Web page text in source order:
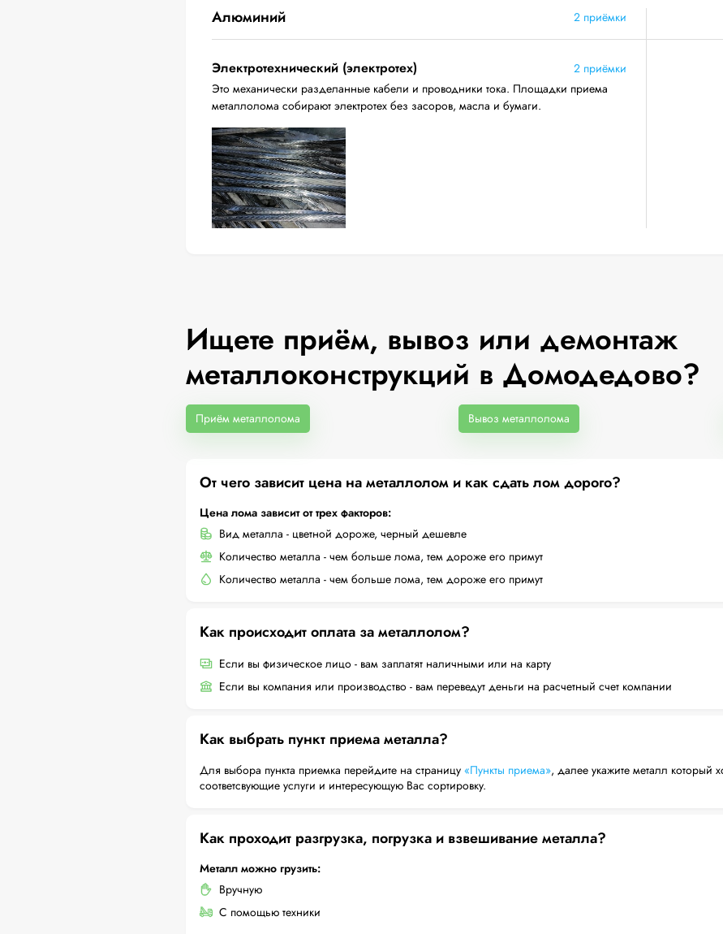
Алюминий 2 приёмки
Электротехнический (электротех)
2 приёмки
Это механически разделанные кабели и проводники тока. Площадки приема
металлолома собирают электротех без засоров, масла и бумаги.
Ищете приём, вывоз или демонтаж
металлоконструкций в Домодедово?
Приём металлолома Вывоз металлолома
От чего зависит цена на металлолом и как сдать лом дорого?
Цена лома зависит от трех факторов:
Вид металла - цветной дороже, черный дешевле
Количество металла - чем больше лома, тем дороже его примут
Количество металла - чем больше лома, тем дороже его примут
Как происходит оплата за металлолом?
Если вы физическое лицо - вам заплатят наличными или на карту
Если вы компания или производство - вам переведут деньги на расчетный счет компании
Как выбрать пункт приема металла?
Для выбора пункта приемка перейдите на страницу «Пункты приема», далее укажите металл который
соответсвующие услуги и интересующую Вас сортировку.
Как проходит разгрузка, погрузка и взвешивание металла?
Металл можно грузить:
Вручную
С помощью техники